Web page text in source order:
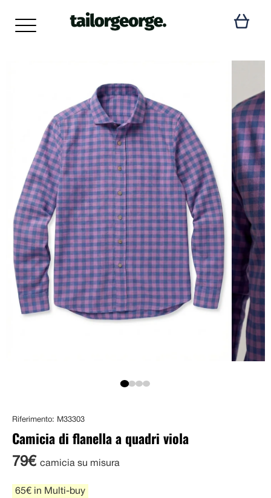
Riferimento: M33303
Camicia di flanella a quadri viola
79€ camicia su misura
65€ in Multi-buy